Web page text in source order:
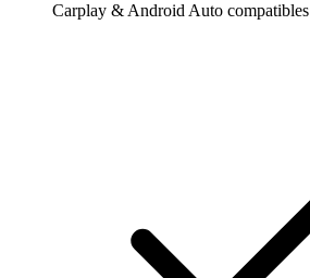
Carplay & Android Auto compatibles